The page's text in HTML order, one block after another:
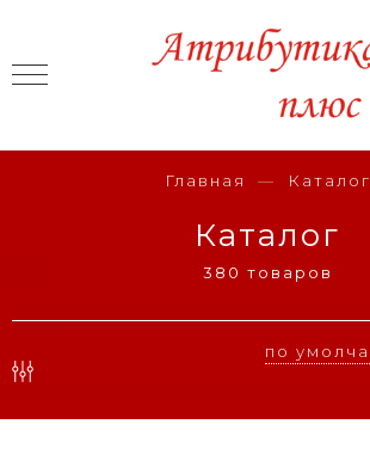
Главная Каталог
Каталог
380 товаров